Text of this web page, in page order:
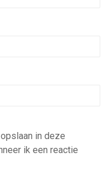
in deze
ik een reactie